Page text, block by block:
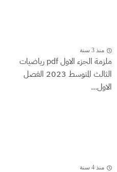
منذ 3 سنة
ملزمة الجزء الاول pdf رياضيات
الثالث المتوسط 2023 الفصل
الاول...
منذ 4 سنة